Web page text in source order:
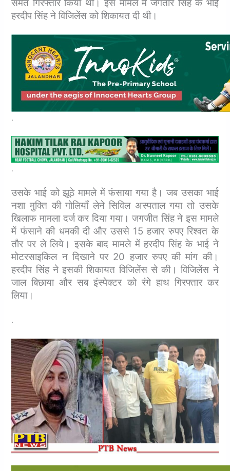
समेत गिरफ्तार किया था। इस मामले में जगतार सिंह के भाई
हरदीप सिंह ने विजिलेंस को शिकायत दी थी।
.
.
उसके भाई को झूठे मामले में फंसाया गया है। जब उसका भाई
नशा मुक्ति की गोलियाँ लेने सिविल अस्पताल गया तो उसके
खिलाफ मामला दर्ज कर दिया गया। जगजीत सिंह ने इस मामले
में फंसाने की धमकी दी और उससे 15 हजार रुपए रिश्वत के
तौर पर ले लिये। इसके बाद मामले में हरदीप सिंह के भाई ने
मोटरसाइकिल न दिखाने पर 20 हजार रुपए की मांग की।
हरदीप सिंह ने इसकी शिकायत विजिलेंस से की।विजिलेंस ने
जाल बिछाया और सब इंस्पेक्टर को रंगे हाथ गिरफ्तार कर
लिया।
.